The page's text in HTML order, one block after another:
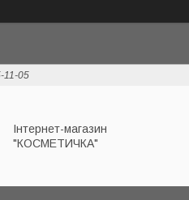
11-05
Інтернет-магазин
"КОСМЕТИЧКА"